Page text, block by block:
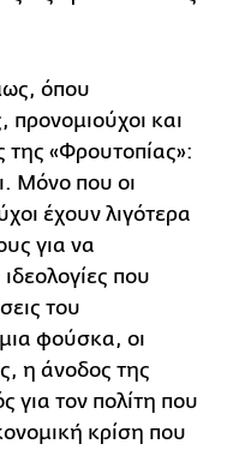
όπου
προνομιούχοι και
της «Φρουτοπίας»:
Μόνο που οι
έχουν λιγότερα
για να
που
του
φούσκα, οι
η άνοδος της
για τον πολίτη που
κρίση που